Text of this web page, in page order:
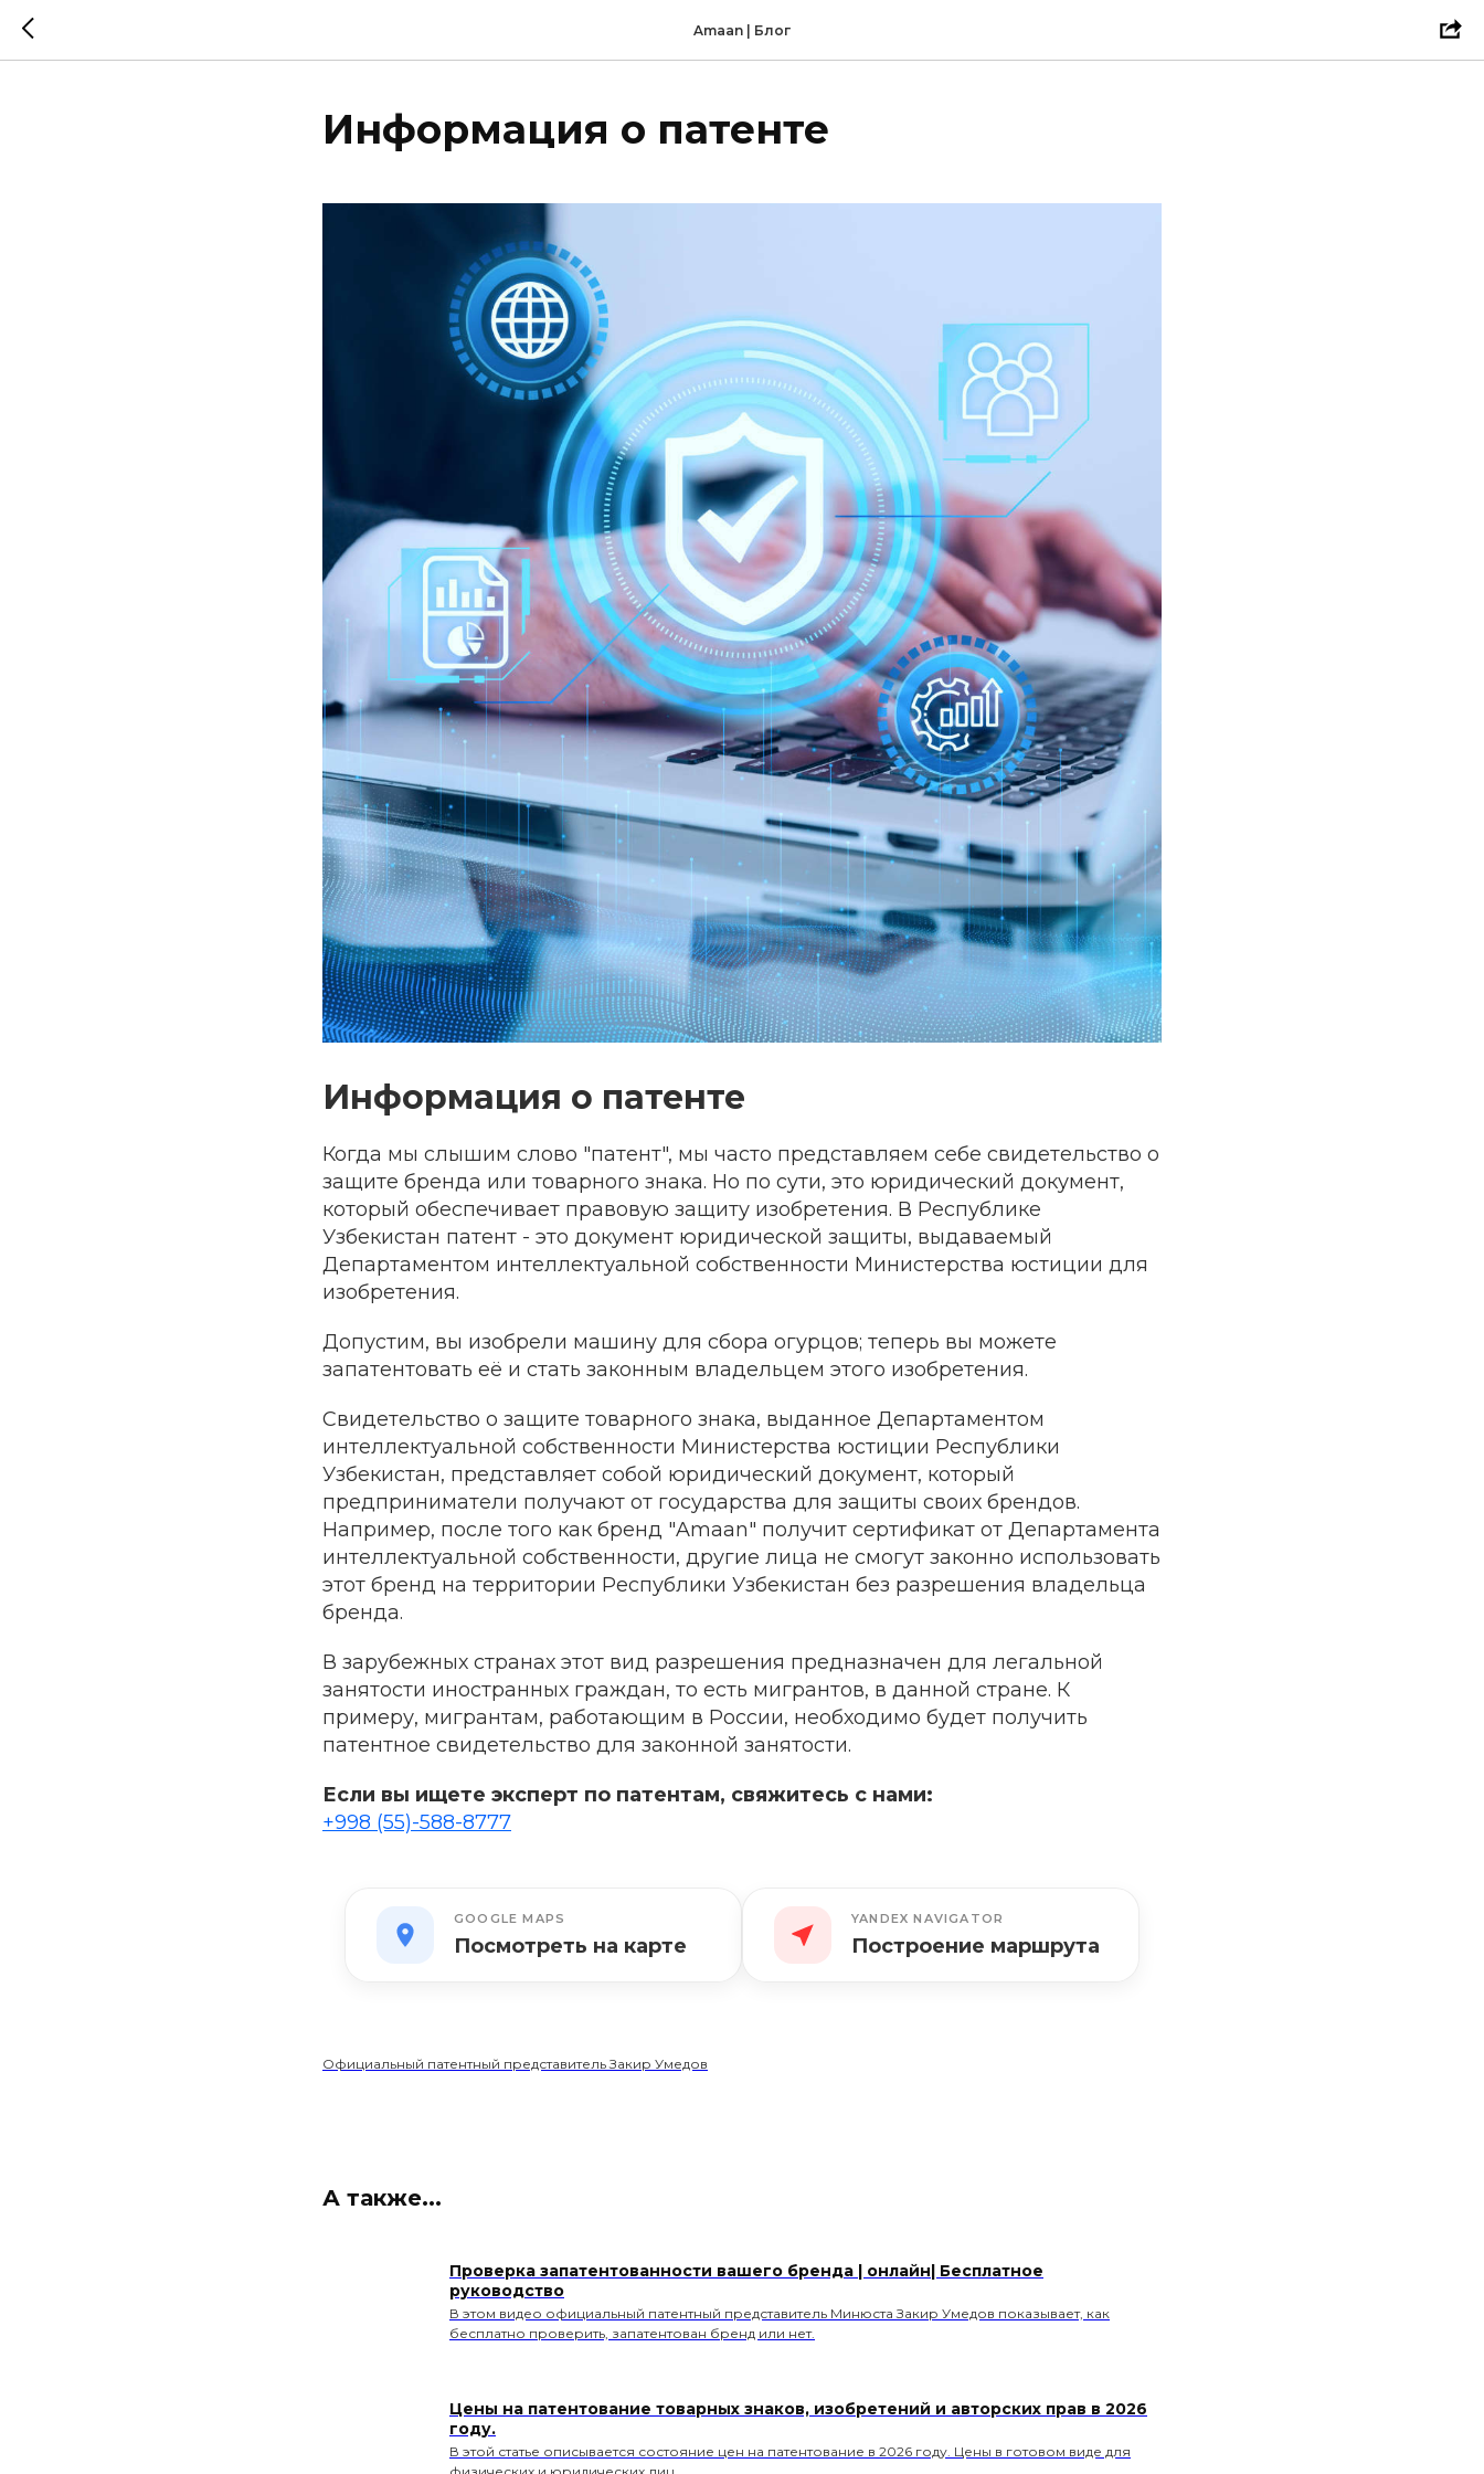
Amaan | Блог
Информация о патенте
Информация о патенте
Когда мы слышим слово "патент", мы часто представляем себе свидетельство о
защите бренда или товарного знака. Но по сути, это юридический документ,
который обеспечивает правовую защиту изобретения. В Республике
Узбекистан патент - это документ юридической защиты, выдаваемый
Департаментом интеллектуальной собственности Министерства юстиции для
изобретения.
Допустим, вы изобрели машину для сбора огурцов; теперь вы можете
запатентовать её и стать законным владельцем этого изобретения.
Свидетельство о защите товарного знака, выданное Департаментом
интеллектуальной собственности Министерства юстиции Республики
Узбекистан, представляет собой юридический документ, который
предприниматели получают от государства для защиты своих брендов.
Например, после того как бренд "Amaan" получит сертификат от Департамента
интеллектуальной собственности, другие лица не смогут законно использовать
этот бренд на территории Республики Узбекистан без разрешения владельца
бренда.
В зарубежных странах этот вид разрешения предназначен для легальной
занятости иностранных граждан, то есть мигрантов, в данной стране. К
примеру, мигрантам, работающим в России, необходимо будет получить
патентное свидетельство для законной занятости.
Если вы ищете эксперт по патентам, свяжитесь с нами:
+998 (55)-588-8777
GOOGLE MAPS
Посмотреть на карте
YANDEX NAVIGATOR
Построение маршрута
Официальный патентный представитель Закир Умедов
А также...
Проверка запатентованности вашего бренда | онлайн| Бесплатное
руководство
В этом видео официальный патентный представитель Минюста Закир Умедов показывает, как
бесплатно проверить, запатентован бренд или нет.
Цены на патентование товарных знаков, изобретений и авторских прав в 2026
году.
В этой статье описывается состояние цен на патентование в 2026 году. Цены в готовом виде для